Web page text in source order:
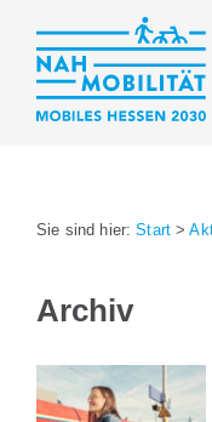
Sie sind hier:Start >
Archiv